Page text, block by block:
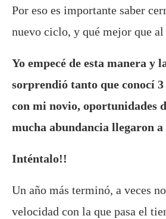
Por eso es importante saber
nuevo ciclo, y qué mejor que
Yo empecé de esta manera y
sorprendió tanto que conocí 3
con mi novio, oportunidades
mucha abundancia llegaron
Inténtalo!!
Un año más terminó, a veces
velocidad con la que pasa el